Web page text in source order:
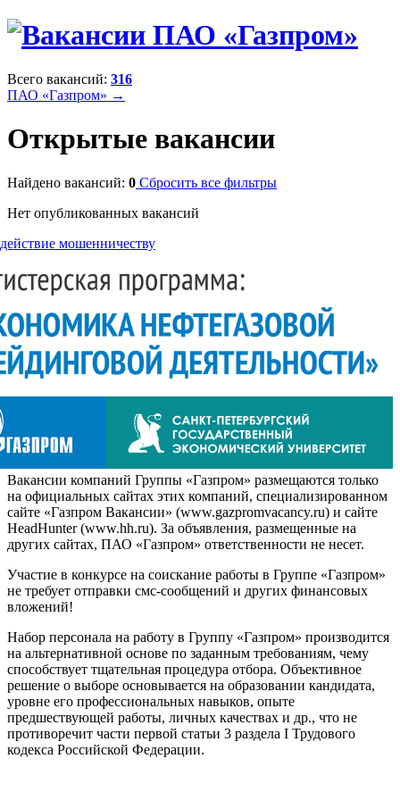
Всего вакансий: 316
ПАО «Газпром» →
Открытые вакансии
Найдено вакансий: 0 Сбросить все фильтры
Нет опубликованных вакансий
мошенничеству
Вакансии компаний Группы «Газпром» размещаются только
на официальных сайтах этих компаний, специализированном
сайте «Газпром Вакансии» (www.gazpromvacancy.ru) и сайте
HeadHunter (www.hh.ru). За объявления, размещенные на
других сайтах, ПАО «Газпром» ответственности не несет.
Участие в конкурсе на соискание работы в Группе «Газпром»
не требует отправки смс-сообщений и других финансовых
вложений!
Набор персонала на работу в Группу «Газпром» производится
на альтернативной основе по заданным требованиям, чему
способствует тщательная процедура отбора. Объективное
решение о выборе основывается на образовании кандидата,
уровне его профессиональных навыков, опыте
предшествующей работы, личных качествах и др., что не
противоречит части первой статьи 3 раздела I Трудового
кодекса Российской Федерации.